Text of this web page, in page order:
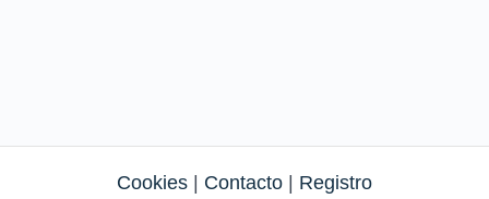
Cookies Contacto Registro